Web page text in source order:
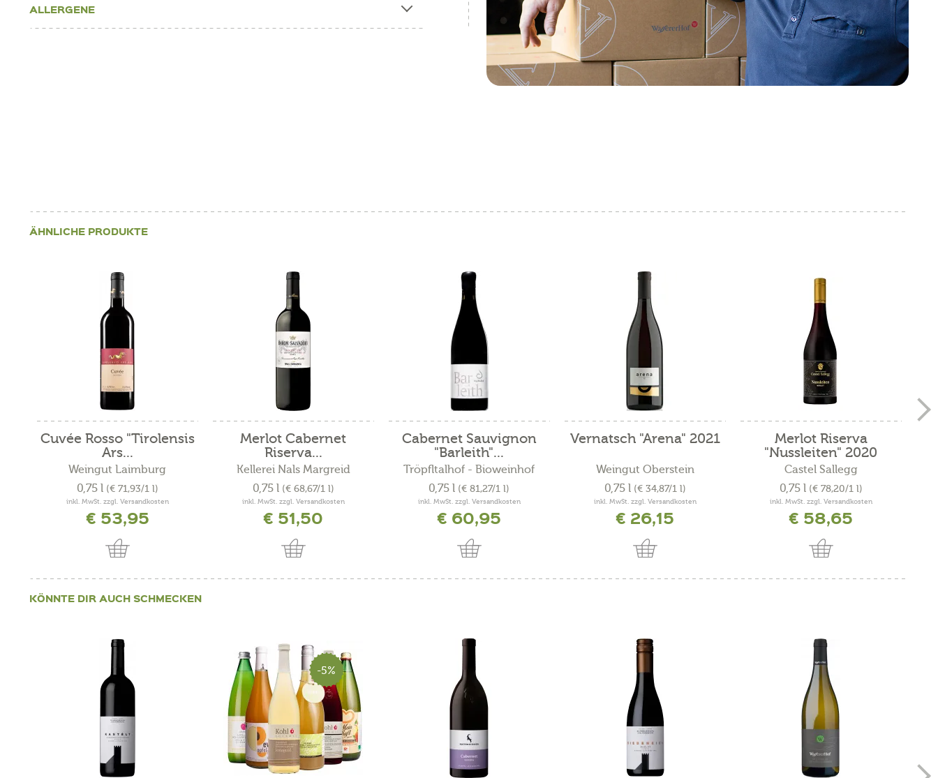
ALLERGENE
ÄHNLICHE PRODUKTE
Cuvée Rosso "Tirolensis
Ars...
Weingut Laimburg
0,75 l (€ 71,93/1 l)
inkl. MwSt. zzgl. Versandkosten
€ 53,95
Merlot Cabernet
Riserva...
Kellerei Nals Margreid
0,75 l (€ 68,67/1 l)
inkl. MwSt. zzgl. Versandkosten
€ 51,50
Cabernet Sauvignon
"Barleith"...
Tröpfltalhof - Bioweinhof
0,75 l (€ 81,27/1 l)
inkl. MwSt. zzgl. Versandkosten
€ 60,95
Vernatsch "Arena" 2021
Weingut Oberstein
0,75 l (€ 34,87/1 l)
inkl. MwSt. zzgl. Versandkosten
€ 26,15
Merlot Riserva
"Nussleiten" 2020
Castel Sallegg
0,75 l (€ 78,20/1 l)
inkl. MwSt. zzgl. Versandkosten
€ 58,65
KÖNNTE DIR AUCH SCHMECKEN
-5%